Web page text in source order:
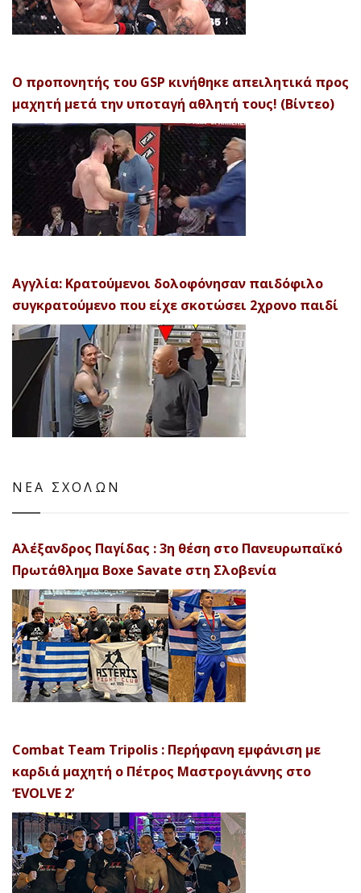
Ο προπονητής του GSP κινήθηκε απειλητικά προς
μαχητή μετά την υποταγή αθλητή τους! (Βίντεο)
Αγγλία: Κρατούμενοι δολοφόνησαν παιδόφιλο
συγκρατούμενο που είχε σκοτώσει 2χρονο παιδί
ΝΕΑ ΣΧΟΛΩΝ
Αλέξανδρος Παγίδας : 3η θέση στο Πανευρωπαϊκό
Πρωτάθλημα Boxe Savate στη Σλοβενία
Combat Team Tripolis : Περήφανη εμφάνιση με
καρδιά μαχητή ο Πέτρος Μαστρογιάννης στο
‘EVOLVE 2’